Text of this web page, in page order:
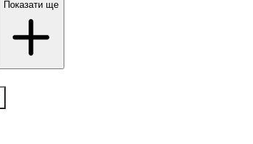
Показати ще